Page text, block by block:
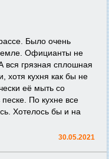
Было очень
Официанты не
грязная сплошная
хотя кухня как бы не
её мыть со
По кухне все
Хотелось бы и на
30.05.2021